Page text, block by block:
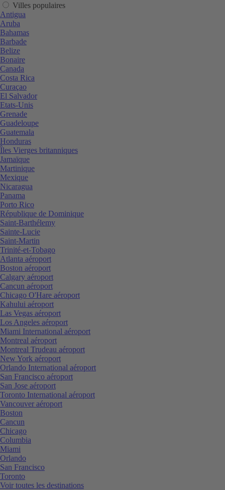
Villes populaires
Antigua
Aruba
Bahamas
Barbade
Belize
Bonaire
Canada
Costa Rica
Curaçao
El Salvador
Etats-Unis
Grenade
Guadeloupe
Guatemala
Honduras
Îles Vierges britanniques
Jamaïque
Martinique
Mexique
Nicaragua
Panama
Porto Rico
République de Dominique
Saint-Barthélemy
Sainte-Lucie
Saint-Martin
Trinité-et-Tobago
Atlanta aéroport
Boston aéroport
Calgary aéroport
Cancun aéroport
Chicago O'Hare aéroport
Kahului aéroport
Las Vegas aéroport
Los Angeles aéroport
Miami International aéroport
Montreal aéroport
Montreal Trudeau aéroport
New York aéroport
Orlando International aéroport
San Francisco aéroport
San Jose aéroport
Toronto International aéroport
Vancouver aéroport
Boston
Cancun
Chicago
Columbia
Miami
Orlando
San Francisco
Toronto
Voir toutes les destinations